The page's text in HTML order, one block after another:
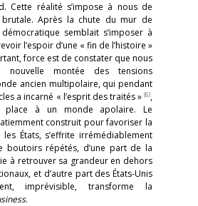
Cette réalité s’impose à nous de
Après la chute du mur de
semblait s’imposer à
l’espoir d’une « fin de l’histoire »
force est de constater que nous
nouvelle montée des tensions
ancien multipolaire, qui pendant
a incarné « l’esprit des traités » (6),
place à un monde apolaire. Le
construit pour favoriser la
États, s’effrite irrémédiablement
boutoirs répétés, d’une part de la
à retrouver sa grandeur en dehors
et d’autre part des États-Unis
imprévisible, transforme la
.